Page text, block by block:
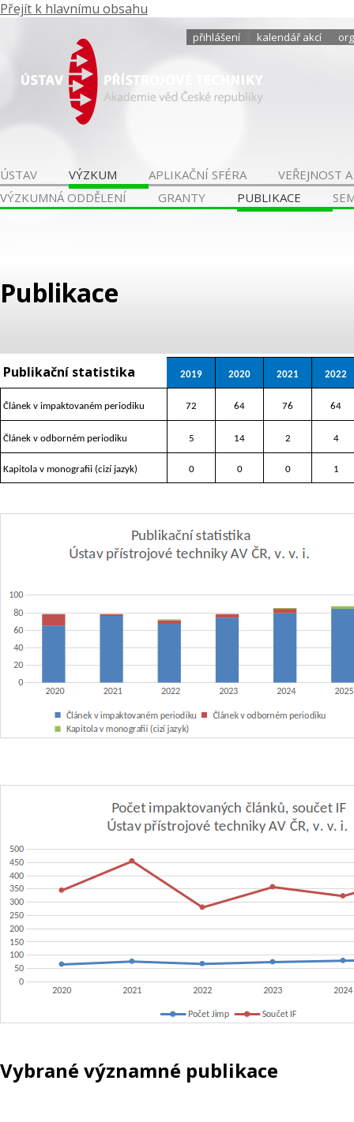
Přejít k hlavnímu obsahu
přihlášení kalendář akcí
ÚSTAV VÝZKUM APLIKAČNÍ SFÉRA
VEŘEJNOST
VÝZKUMNÁ ODDĚLENÍ
GRANTY PUBLIKACE
Publikace
Publikační statistika 2019 2020 2021 2022
Článek v impaktovaném periodiku 72 64 76 64
Článek v odborném periodiku 5 14 2 4
Kapitola v monografii (cizí jazyk) 0 0 0 1
Vybrané významné publikace